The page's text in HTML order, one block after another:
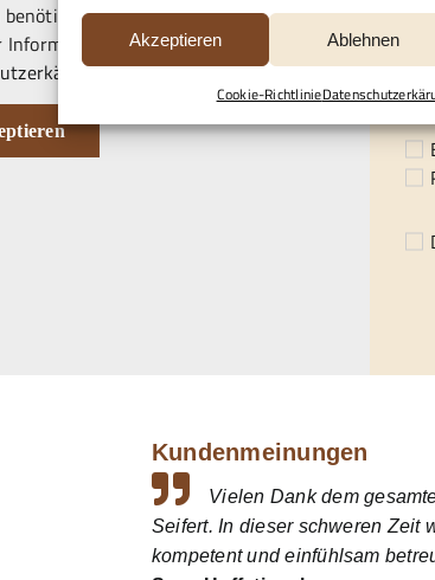
Akzeptieren Ablehnen
Cookie-Richtlinie
Google Maps Ihre Einwilligung
finden Sie unter
.
Kundenmeinungen
Vielen Dank dem
Seifert. In dieser schweren Zeit
kompetent und einfühlsam